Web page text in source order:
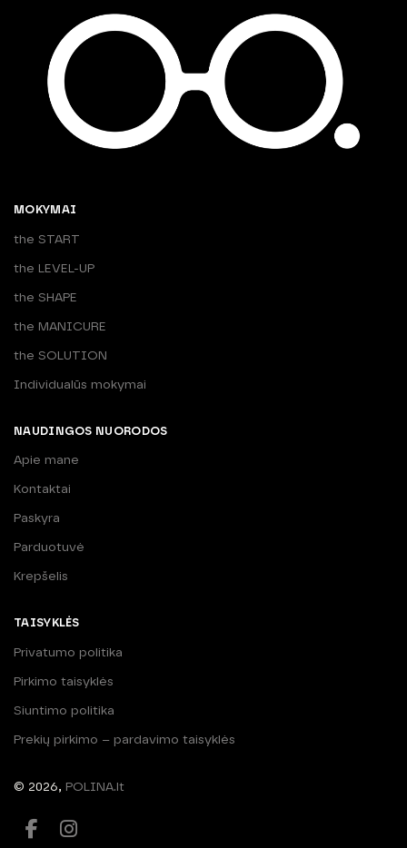
MOKYMAI
the START
the LEVEL-UP
the SHAPE
the MANICURE
the SOLUTION
Individualūs mokymai
NAUDINGOS NUORODOS
Apie mane
Kontaktai
Paskyra
Parduotuvė
Krepšelis
TAISYKLĖS
Privatumo politika
Pirkimo taisyklės
Siuntimo politika
Prekių pirkimo – pardavimo taisyklės
© 2026, POLINA.lt